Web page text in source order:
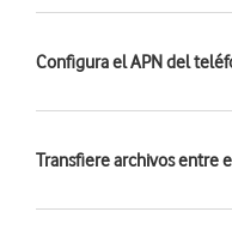
Configura el APN del
Transfiere archivos entre